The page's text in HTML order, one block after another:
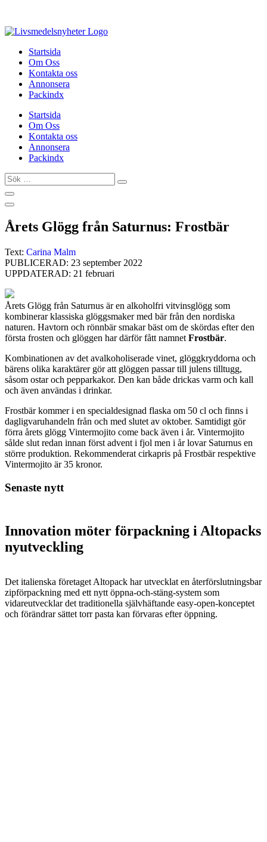
innehåll
Startsida
Om Oss
Kontakta oss
Annonsera
Packindx
Startsida
Om Oss
Kontakta oss
Annonsera
Packindx
Sök
…
Årets Glögg från Saturnus: Frostbär
Text: Carina Malm
PUBLICERAD: 23 september 2022
UPPDATERAD: 21 februari
Årets Glögg från Saturnus är en alkoholfri vitvinsglögg som
kombinerar klassiska glöggsmaker med bär från den nordiska
naturen. Havtorn och rönnbär smakar bäst om de skördas efter den
första frosten och glöggen har därför fått namnet Frostbär.
Kombinationen av det avalkoholiserade vinet, glöggkryddorna och
bärens olika karaktärer gör att glöggen passar till julens tilltugg,
såsom ostar och pepparkakor. Den kan både drickas varm och kall
och även användas i drinkar.
Frostbär kommer i en specialdesignad flaska om 50 cl och finns i
dagligvaruhandeln från och med slutet av oktober. Samtidigt gör
förra årets glögg Vintermojito come back även i år. Vintermojito
sålde slut redan innan först advent i fjol men i år lovar Saturnus en
större produktion. Rekommenderat cirkapris på Frostbär respektive
Vintermojito är 35 kronor.
Senaste nytt
Innovation möter förpackning i Altopacks
nyutveckling
Det italienska företaget Altopack har utvecklat en återförslutningsbar
zipförpackning med ett nytt öppna-och-stäng-system som
vidareutvecklar det traditionella självhäftande easy-open-konceptet
och förändrar sättet torr pasta kan förvaras efter öppning.